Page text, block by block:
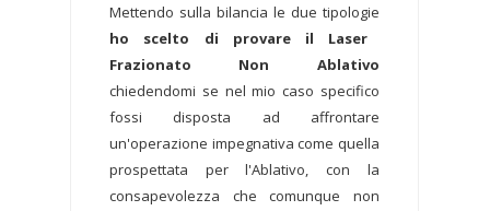
Mettendo sulla bilancia le due tipologie
ho scelto di provare il Laser
Frazionato Non Ablativo
chiedendomi se nel mio caso specifico
fossi disposta ad affrontare
un'operazione impegnativa come quella
prospettata per l'Ablativo, con la
consapevolezza che comunque non